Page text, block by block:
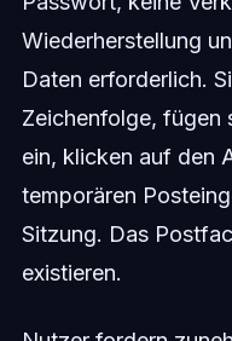
Wiederherstellung
Daten erforderlich.
Zeichenfolge, fügen
ein, klicken auf den
temporären
Sitzung. Das
existieren.